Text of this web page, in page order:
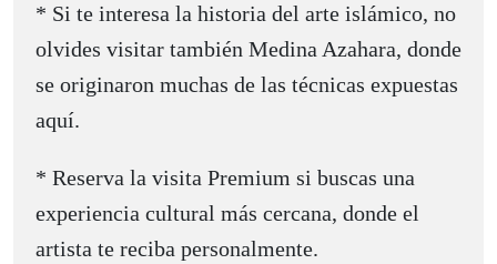
* Si te interesa la historia del arte islámico, no
olvides visitar también Medina Azahara, donde
se originaron muchas de las técnicas expuestas
aquí.
* Reserva la visita Premium si buscas una
experiencia cultural más cercana, donde el
artista te reciba personalmente.